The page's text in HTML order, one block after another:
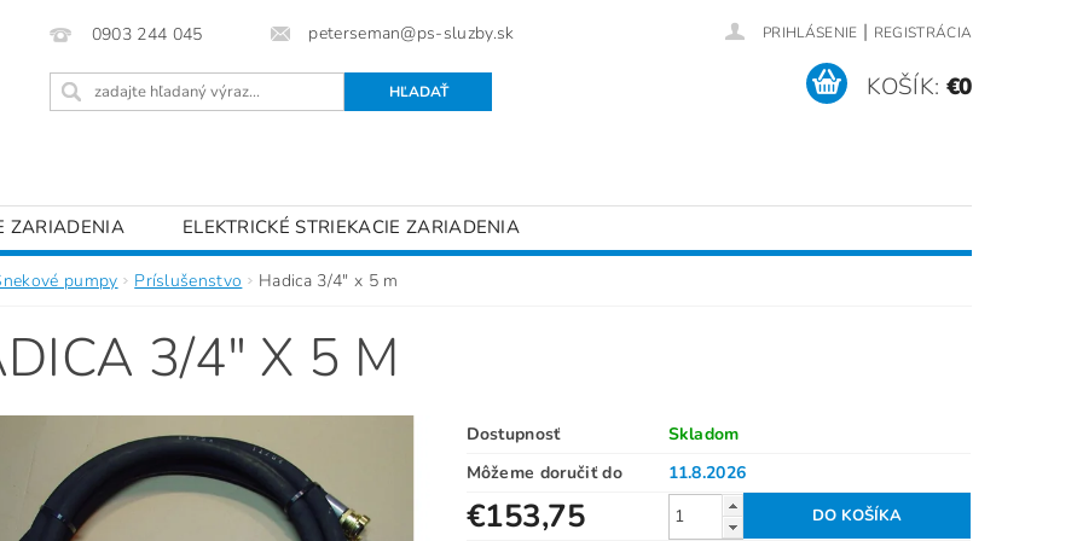
0903 244 045 peterseman@ps-sluzby.sk PRIHLÁSENIE | REGISTRÁCIA
KOŠÍK: €0
ZARIADENIA
ELEKTRICKÉ STRIEKACIE ZARIADENIA
ZARIADENIA STRIEKACIE PIŠTOLE
pumpy Príslušenstvo Hadica 3/4" x 5 m
3/4" X 5 M
Dostupnosť
Skladom
Môžeme doručiť do
11.8.2026
€153,75